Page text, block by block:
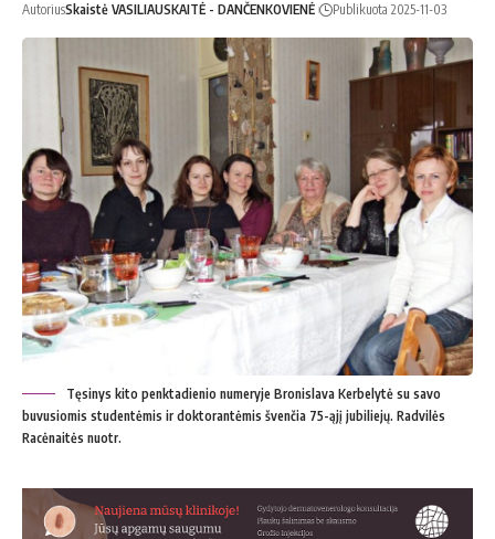
AutoriusSkaistė VASILIAUSKAITĖ - DANČENKOVIENĖ Publikuota 2025-11-03
Tęsinys kito penktadienio numeryje Bronislava Kerbelytė su savo
buvusiomis studentėmis ir doktorantėmis švenčia 75-ąjį jubiliejų. Radvilės
Racėnaitės nuotr.